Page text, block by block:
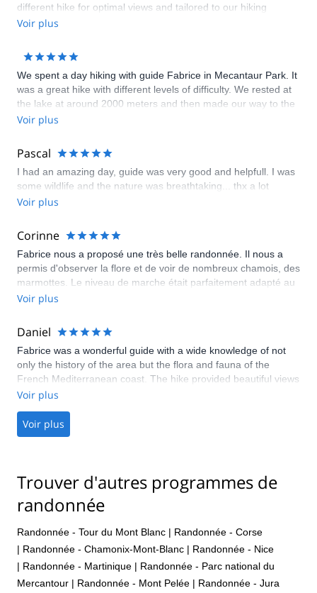
different hike for optimal views and tailored to our hiking
abilities. He also organized hotel transportation and a lovely
so glad that we were able to get off the beaten path and see
something truly special.
Voir plus
We spent a day hiking with guide Fabrice in Mecantaur Park. It
was a great hike with different levels of difficulty. We rested at
the lake at around 2000 meters and then made our way to the
mountain pass high above. We were rewarded with a lot of
was great and gave us a lot of information about the area and
the flora and fauna. He was also great at pointing out historical
events that took place in the area in the past.
Voir plus
Pascal
I had an amazing day, guide was very good and helpfull. I was
some wildlife and the nature was breathtaking... thx a lot
Voir plus
Corinne
Fabrice nous a proposé une très belle randonnée. Il nous a
permis d'observer la flore et de voir de nombreux chamois, des
marmottes. Le niveau de marche était parfaitement adapté au
groupe. Très belle journée !
Voir plus
Daniel
Fabrice was a wonderful guide with a wide knowledge of not
only the history of the area but the flora and fauna of the
French Mediterranean coast. The hike provided beautiful views
of the cities along the coast as well as the mountains behind
Voir plus
Voir plus
Trouver d'autres programmes de
randonnée
Randonnée - Tour du Mont Blanc | Randonnée - Corse
| Randonnée - Chamonix-Mont-Blanc | Randonnée - Nice
| Randonnée - Martinique | Randonnée - Parc national du
Mercantour | Randonnée - Mont Pelée | Randonnée - Jura